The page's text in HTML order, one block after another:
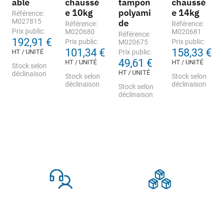
able
Référence:
M027815
Prix public:
192,91 €
HT / UNITÉ
Stock selon
déclinaison
chaussé
e 10kg
Référence:
M020680
Prix public:
101,34 €
HT / UNITÉ
Stock selon
déclinaison
tampon
polyami
de
Référence:
M020675
Prix public:
49,61 €
HT / UNITÉ
Stock selon
déclinaison
chaussé
e 14kg
Référence:
M020681
Prix public:
158,33 €
HT / UNITÉ
Stock selon
déclinaison